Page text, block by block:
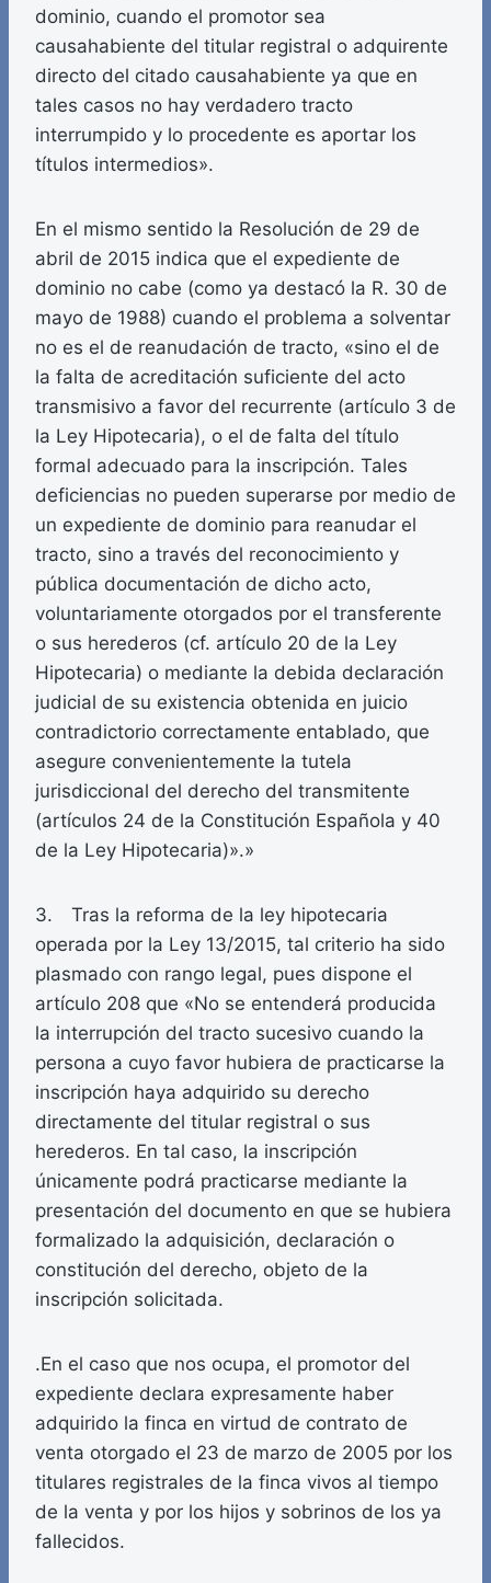
dominio, cuando el promotor sea
causahabiente del titular registral o adquirente
directo del citado causahabiente ya que en
tales casos no hay verdadero tracto
interrumpido y lo procedente es aportar los
títulos intermedios».
En el mismo sentido la Resolución de 29 de
abril de 2015 indica que el expediente de
dominio no cabe (como ya destacó la R. 30 de
mayo de 1988) cuando el problema a solventar
no es el de reanudación de tracto, «sino el de
la falta de acreditación suficiente del acto
transmisivo a favor del recurrente (artículo 3 de
la Ley Hipotecaria), o el de falta del título
formal adecuado para la inscripción. Tales
deficiencias no pueden superarse por medio de
un expediente de dominio para reanudar el
tracto, sino a través del reconocimiento y
pública documentación de dicho acto,
voluntariamente otorgados por el transferente
o sus herederos (cf. artículo 20 de la Ley
Hipotecaria) o mediante la debida declaración
judicial de su existencia obtenida en juicio
contradictorio correctamente entablado, que
asegure convenientemente la tutela
jurisdiccional del derecho del transmitente
(artículos 24 de la Constitución Española y 40
de la Ley Hipotecaria)».»
3. Tras la reforma de la ley hipotecaria
operada por la Ley 13/2015, tal criterio ha sido
plasmado con rango legal, pues dispone el
artículo 208 que «No se entenderá producida
la interrupción del tracto sucesivo cuando la
persona a cuyo favor hubiera de practicarse la
inscripción haya adquirido su derecho
directamente del titular registral o sus
herederos. En tal caso, la inscripción
únicamente podrá practicarse mediante la
presentación del documento en que se hubiera
formalizado la adquisición, declaración o
constitución del derecho, objeto de la
inscripción solicitada.
.En el caso que nos ocupa, el promotor del
expediente declara expresamente haber
adquirido la finca en virtud de contrato de
venta otorgado el 23 de marzo de 2005 por los
titulares registrales de la finca vivos al tiempo
de la venta y por los hijos y sobrinos de los ya
fallecidos.